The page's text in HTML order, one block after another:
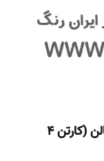
رنگ روغنی نیم براق مسی 193 ماندگار گالن (کارتن 4